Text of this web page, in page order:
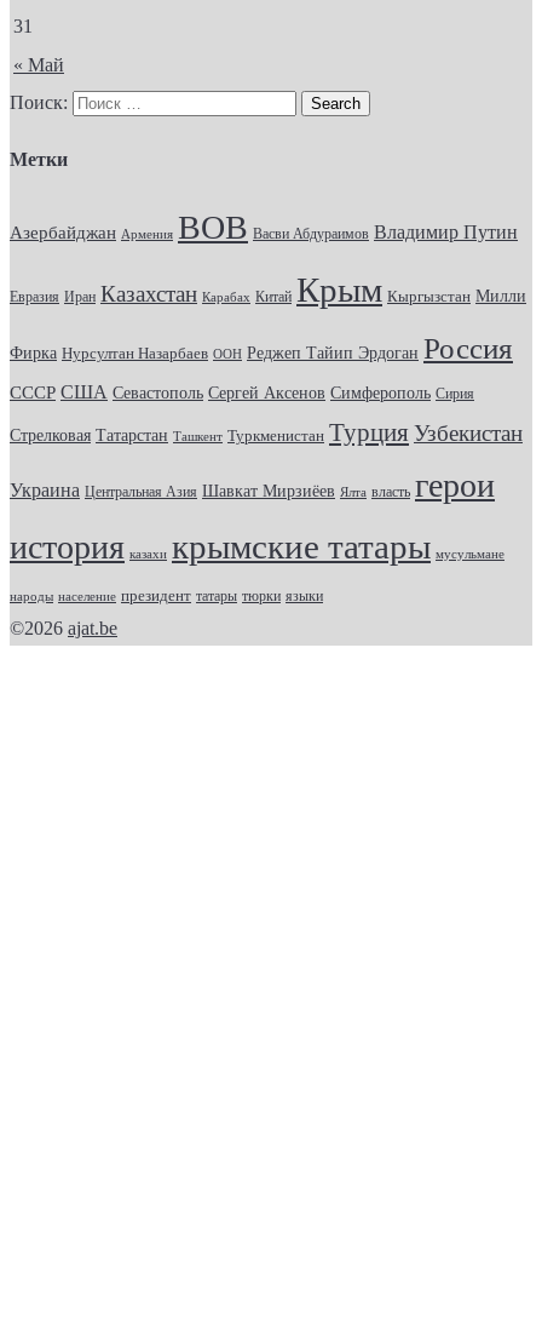
« Май
31
Поиск:
Метки
Азербайджан Армения ВОВ Васви Абдураимов Владимир Путин
Евразия Иран Казахстан Карабах Китай Крым Кыргызстан Милли
Фирка Нурсултан Назарбаев ООН Реджеп Тайип Эрдоган Россия
СССР США Севастополь Сергей Аксенов Симферополь Сирия
Стрелковая Татарстан Ташкент Туркменистан Турция Узбекистан
Украина Центральная Азия Шавкат Мирзиёев Ялта власть герои
история казахи крымские татары мусульмане
народы население президент татары тюрки языки
©2026 ajat.be